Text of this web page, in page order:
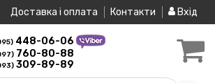
Доставка і оплата Контакти Вхід
448-06-06
760-80-88
309-89-89